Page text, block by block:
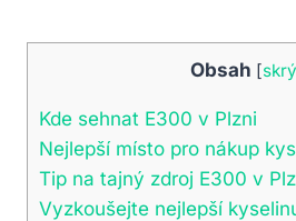
Obsah [
Kde sehnat E300 v Plzni
Nejlepší místo pro nákup
Tip na tajný zdroj E300 v
Vyzkoušejte nejlepší